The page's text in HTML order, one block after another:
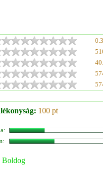
100 pt
Boldog